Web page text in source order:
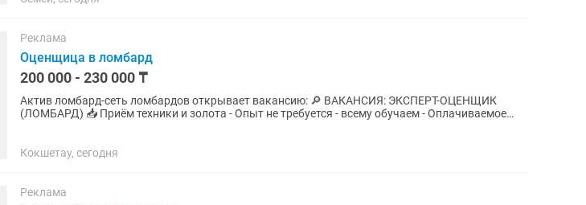
Реклама
Оценщица в ломбард
200 000 - 230 000 ₸
Актив ломбард-сеть ломбардов открывает вакансию: 🔎 ВАКАНСИЯ: ЭКСПЕРТ-ОЦЕНЩИК
(ЛОМБАРД) 📥 Приём техники и золота - Опыт не требуется - всему обучаем - Оплачиваемое
Кокшетау, сегодня
Реклама